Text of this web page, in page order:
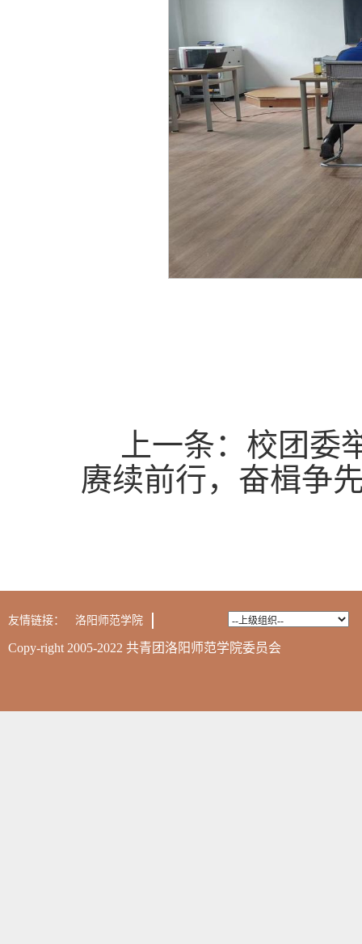
上一条： 校团委
赓续前行，奋楫争
友情链接： 洛阳师范学院
Copy-right 2005-2022 共青团洛阳师范学院委员会